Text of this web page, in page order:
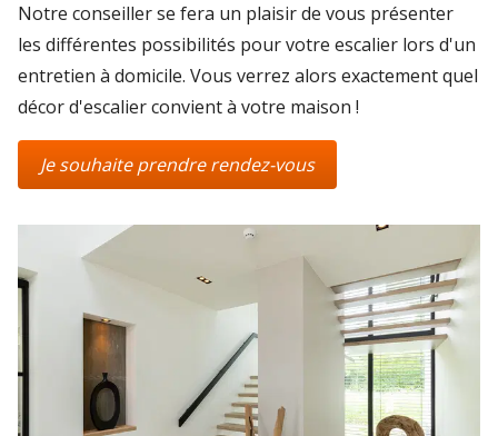
Notre conseiller se fera un plaisir de vous présenter
les différentes possibilités pour votre escalier lors d'un
entretien à domicile. Vous verrez alors exactement quel
décor d'escalier convient à votre maison !
Je souhaite prendre rendez-vous